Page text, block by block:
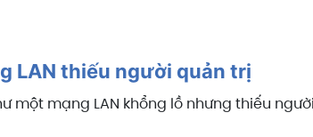
LAN thiếu người quản trị
một mạng LAN khổng lồ nhưng thiếu